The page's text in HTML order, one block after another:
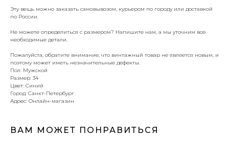
Эту вещь можно заказать самовывозом, курьером по городу или доставкой
по России.
Не можете определиться с размером? Напишите нам, а мы уточним все
необходимые детали.
Пожалуйста, обратите внимание, что винтажный товар не является новым, и
поэтому может иметь незначительные дефекты.
Пол: Мужской
Размер: 34
Цвет: Синий
Город: Санкт-Петербург
Адрес: Онлайн-магазин
ВАМ МОЖЕТ ПОНРАВИТЬСЯ